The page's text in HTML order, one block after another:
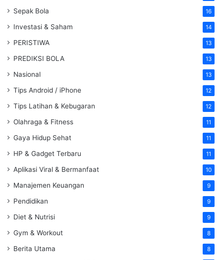
Sepak Bola 16
Investasi & Saham 14
PERISTIWA 13
PREDIKSI BOLA 13
Nasional 13
Tips Android / iPhone 12
Tips Latihan & Kebugaran 12
Olahraga & Fitness 11
Gaya Hidup Sehat 11
HP & Gadget Terbaru 11
Aplikasi Viral & Bermanfaat 10
Manajemen Keuangan 9
Pendidikan 9
Diet & Nutrisi 9
Gym & Workout 8
Berita Utama 8